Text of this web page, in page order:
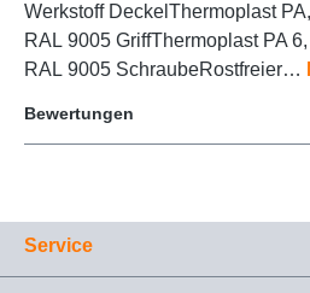
Werkstoff DeckelThermoplast
RAL 9005 GriffThermoplast PA
RAL 9005 SchraubeRostfreier…
Bewertungen
Service